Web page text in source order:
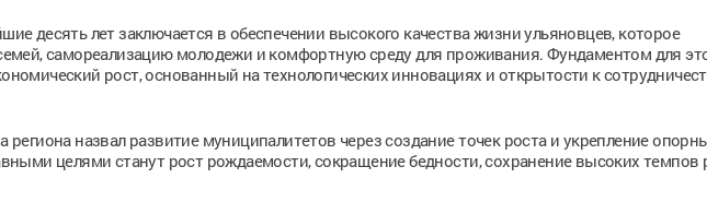
десять лет заключается в обеспечении высокого качества жизни ульяновцев, которое
самореализацию молодежи и комфортную среду для проживания. Фундаментом для
рост, основанный на технологических инновациях и открытости к
региона назвал развитие муниципалитетов через создание точек роста и укрепление
целями станут рост рождаемости, сокращение бедности, сохранение высоких темпов